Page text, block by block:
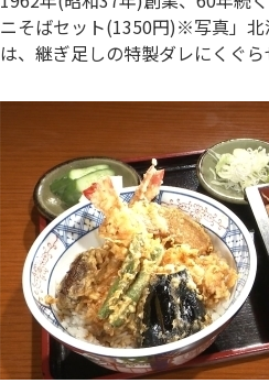
ニそばセット(1350円)※写真」北
は、継ぎ足しの特製ダレにくぐ